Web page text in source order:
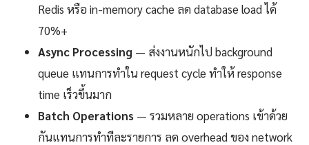
Redis หรือ in-memory cache ลด database load ได้
70%+
Async Processing — ส่งงานหนักไป background
queue แทนการทำใน request cycle ทำให้ response
time เร็วขึ้นมาก
Batch Operations — รวมหลาย operations เข้าด้วย
กันแทนการทำทีละรายการ ลด overhead ของ network